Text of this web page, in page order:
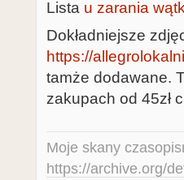
Lista u zarania
Dokładniejsze
https://
tamże dodawane.
zakupach od 45zł
Moje skany
https://archive.org/